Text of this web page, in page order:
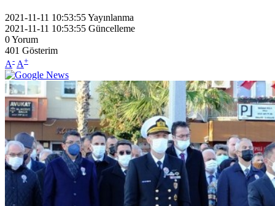
2021-11-11 10:53:55Yayınlanma
2021-11-11 10:53:55 Güncelleme
0Yorum
401 Gösterim
A- A+